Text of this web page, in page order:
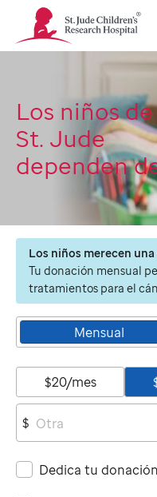
St.
Jude
Children's
Logo
Los niños de
St. Jude
dependen
Los niños merecen
Tu donación mensual
tratamientos para el
Mensual
$20/mes
$
Dedica tu